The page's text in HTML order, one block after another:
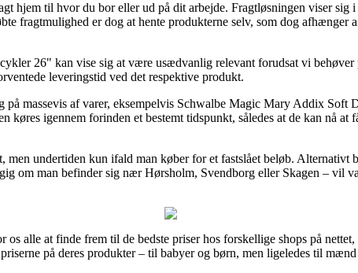
hjem til hvor du bor eller ud på dit arbejde. Fragtløsningen viser sig
fragtmulighed er dog at hente produkterne selv, som dog afhænger
26" kan vise sig at være usædvanlig relevant forudsat vi
leveringstid ved det respektive produkt.
på massevis af varer, eksempelvis Schwalbe Magic Mary Addix
igennem forinden et bestemt tidspunkt, således at de kan nå at
undertiden kun ifald man køber for et fastslået beløb. Alternativt
om man befinder sig nær Hørsholm, Svendborg eller Skagen – vil
os alle at finde frem til de bedste priser hos forskellige shops på
på deres produkter – til babyer og børn, men ligeledes til